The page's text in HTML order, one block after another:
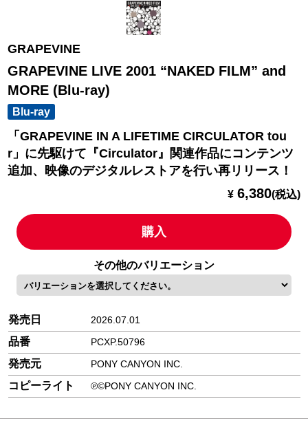
GRAPEVINE
GRAPEVINE LIVE 2001 “NAKED FILM” and
MORE (Blu-ray)
Blu-ray
「GRAPEVINE IN A LIFETIME CIRCULATOR tou
r」に先駆けて『Circulator』関連作品にコンテンツ
追加、映像のデジタルレストアを行い再リリース！
¥ 6,380(税込)
購入
その他のバリエーション
発売日 2026.07.01
品番 PCXP.50796
発売元 PONY CANYON INC.
コピーライト ℗©PONY CANYON INC.